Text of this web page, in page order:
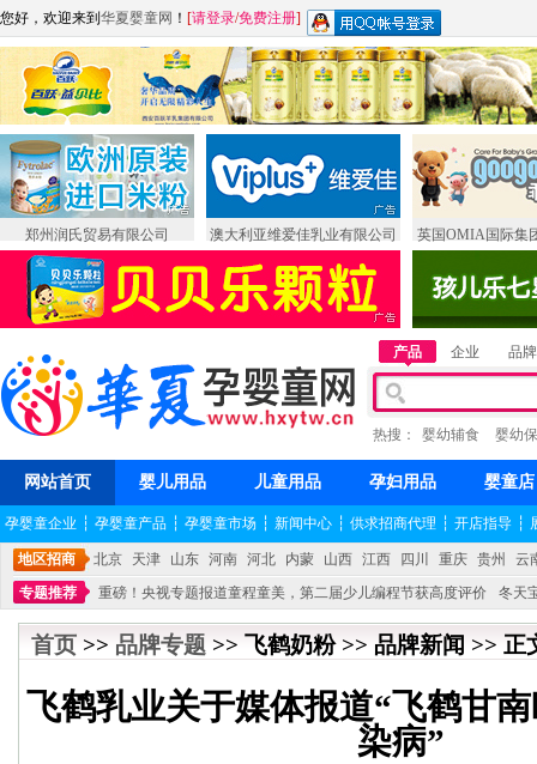
您好，欢迎来到 华夏婴童网 ！ [请登录/免费注册]
郑州润氏贸易有限公司 澳大利亚维爱佳乳业有限公司 英国OMIA国际集
产品 企业 品牌
热搜： 婴幼辅食 婴幼
网站首页 婴儿用品 儿童用品 孕妇用品 婴童店
孕婴童企业 ┆ 孕婴童产品 ┆ 孕婴童市场 ┆ 新闻中心 ┆ 供求招商代理 ┆ 开店指导 ┆
地区招商 北京 天津 山东 河南 河北 内蒙 山西 江西 四川 重庆 贵州
云
专题推荐
重磅！央视专题报道童程童美，第二届少儿编程节获高度评价
冬天
不能再单纯地销售产品,而要向增强服务转型,毕竟母婴产品比较特殊。”
妇幼广场
首页 >> 品牌专题 >> 飞鹤奶粉 >> 品牌新闻 >> 正
飞鹤乳业关于媒体报道“飞鹤甘
染病”